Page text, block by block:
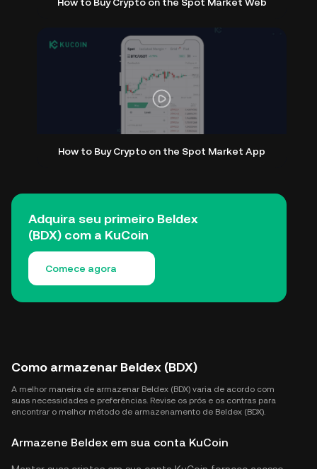
How to Buy Crypto on the Spot Market Web
How to Buy Crypto on the Spot Market App
Adquira seu primeiro Beldex
(BDX) com a KuCoin
Comece agora
Como armazenar Beldex (BDX)
A melhor maneira de armazenar Beldex (BDX) varia de acordo com
suas necessidades e preferências. Revise os prós e os contras para
encontrar o melhor método de armazenamento de Beldex (BDX).
Armazene Beldex em sua conta KuCoin